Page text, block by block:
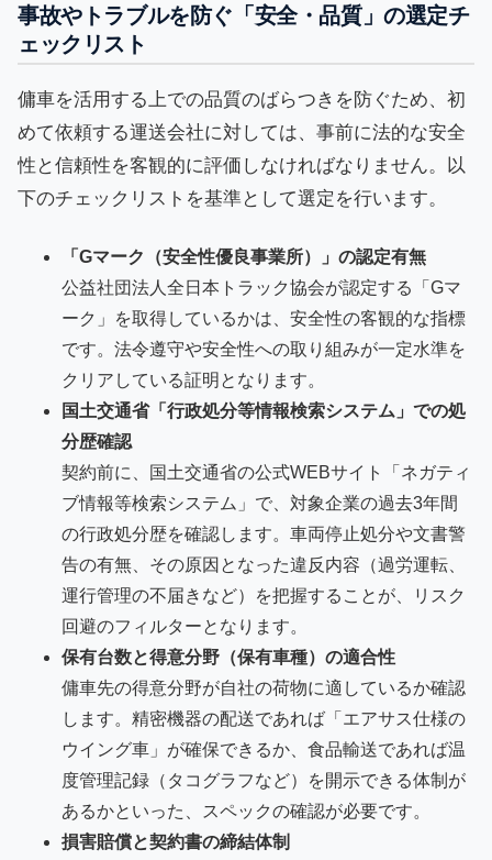
事故やトラブルを防ぐ「安全・品質」の選定チ
ェックリスト
傭車を活用する上での品質のばらつきを防ぐため、初
めて依頼する運送会社に対しては、事前に法的な安全
性と信頼性を客観的に評価しなければなりません。以
下のチェックリストを基準として選定を行います。
「Gマーク（安全性優良事業所）」の認定有無
公益社団法人全日本トラック協会が認定する「Gマ
ーク」を取得しているかは、安全性の客観的な指標
です。法令遵守や安全性への取り組みが一定水準を
クリアしている証明となります。
国土交通省「行政処分等情報検索システム」での処
分歴確認
契約前に、国土交通省の公式WEBサイト「ネガティ
ブ情報等検索システム」で、対象企業の過去3年間
の行政処分歴を確認します。車両停止処分や文書警
告の有無、その原因となった違反内容（過労運転、
運行管理の不届きなど）を把握することが、リスク
回避のフィルターとなります。
保有台数と得意分野（保有車種）の適合性
傭車先の得意分野が自社の荷物に適しているか確認
します。精密機器の配送であれば「エアサス仕様の
ウイング車」が確保できるか、食品輸送であれば温
度管理記録（タコグラフなど）を開示できる体制が
あるかといった、スペックの確認が必要です。
損害賠償と契約書の締結体制